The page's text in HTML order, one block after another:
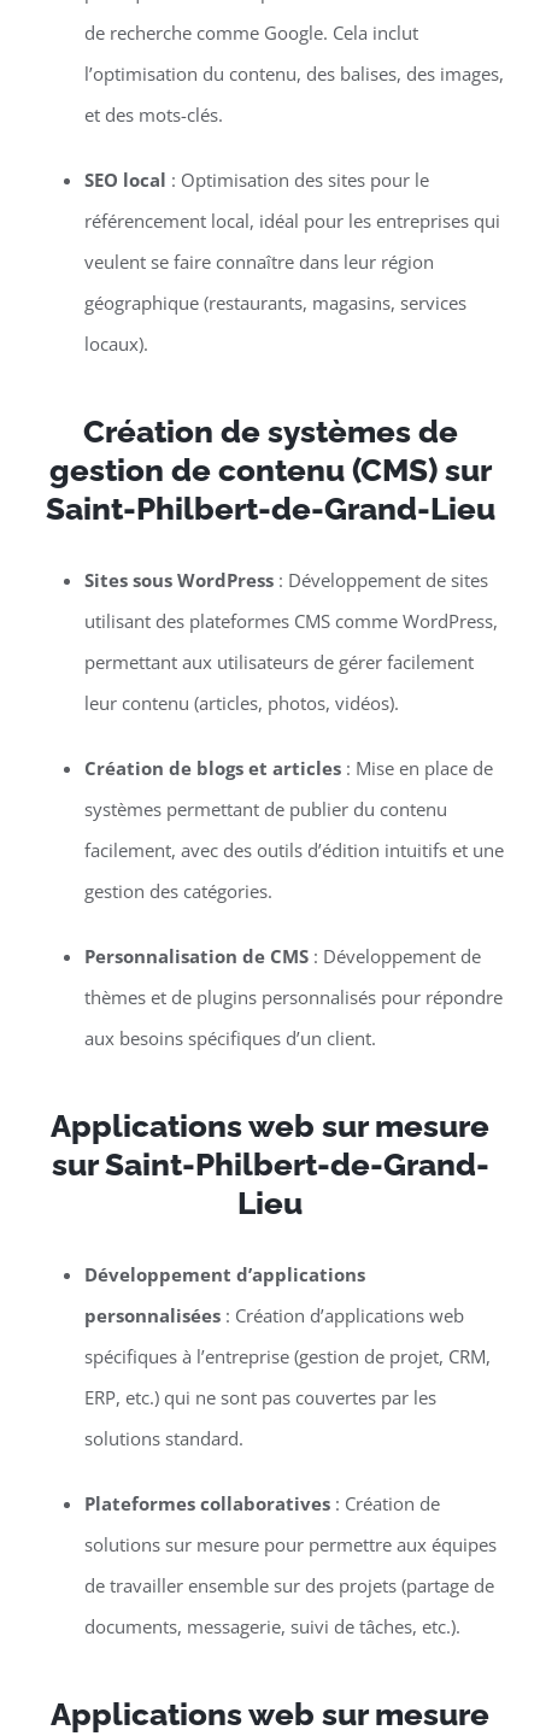
de recherche comme Google. Cela inclut
l’optimisation du contenu, des balises, des images,
et des mots-clés.
SEO local : Optimisation des sites pour le
référencement local, idéal pour les entreprises qui
veulent se faire connaître dans leur région
géographique (restaurants, magasins, services
locaux).
Création de systèmes de
gestion de contenu (CMS) sur
Saint-Philbert-de-Grand-Lieu
Sites sous WordPress: Développement de sites
utilisant des plateformes CMS comme WordPress,
permettant aux utilisateurs de gérer facilement
leur contenu (articles, photos, vidéos).
Création de blogs et articles: Mise en place de
systèmes permettant de publier du contenu
facilement, avec des outils d’édition intuitifs et une
gestion des catégories.
Personnalisation de CMS: Développement de
thèmes et de plugins personnalisés pour répondre
aux besoins spécifiques d’un client.
Applications web sur mesure
sur Saint-Philbert-de-Grand-
Lieu
Développement d’applications
personnalisées: Création d’applications web
spécifiques à l’entreprise (gestion de projet, CRM,
ERP, etc.) qui ne sont pas couvertes par les
solutions standard.
Plateformes collaboratives: Création de
solutions sur mesure pour permettre aux équipes
de travailler ensemble sur des projets (partage de
documents, messagerie, suivi de tâches, etc.).
Applications web sur mesure